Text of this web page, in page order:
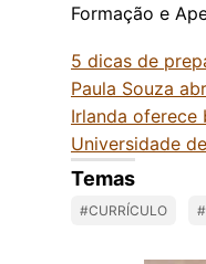
Formação e
5 dicas de
Paula Souza
Irlanda oferece
Universidade
Temas
#CURRÍCULO